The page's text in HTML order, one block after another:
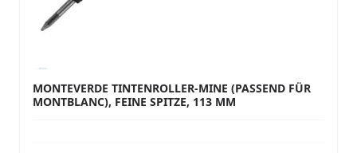
MONTEVERDE TINTENROLLER-MINE (PASSEND FÜR
MONTBLANC), FEINE SPITZE, 113 MM